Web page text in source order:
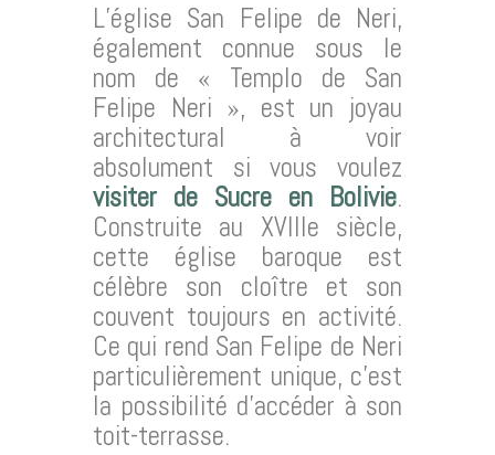
L’église San Felipe de Neri,
également connue sous le
nom de « Templo de San
Felipe Neri », est un joyau
architectural à voir
absolument si vous voulez
visiter de Sucre en Bolivie.
Construite au XVIIIe siècle,
cette église baroque est
célèbre son cloître et son
couvent toujours en activité.
Ce qui rend San Felipe de Neri
particulièrement unique, c’est
la possibilité d’accéder à son
toit-terrasse.